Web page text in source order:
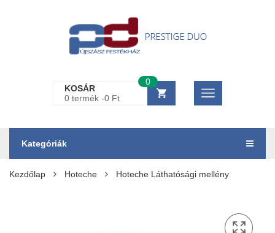
KOSÁR
0 termék -0 Ft
0
Kategóriák
Kezdőlap Hoteche Hoteche Láthatósági mellény